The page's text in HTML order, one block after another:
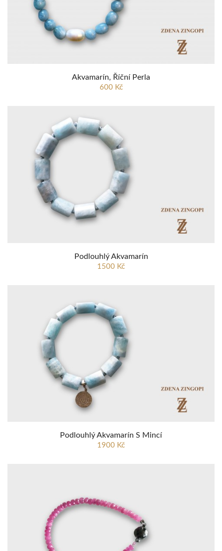
Akvamarín, Říční Perla
600 Kč
Podlouhlý Akvamarín
1500 Kč
Podlouhlý Akvamarín S Mincí
1900 Kč